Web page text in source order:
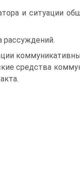
и ситуации
рассуждений.
средства